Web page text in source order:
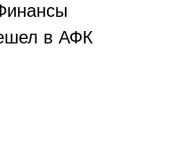
в АФК